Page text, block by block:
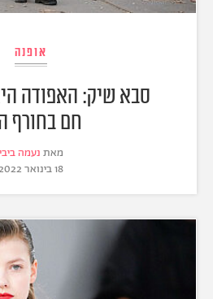
אופנה
סבא שיק: האפודה
חם בחורף
מאת נעמה ביבי
18 בינואר 2022